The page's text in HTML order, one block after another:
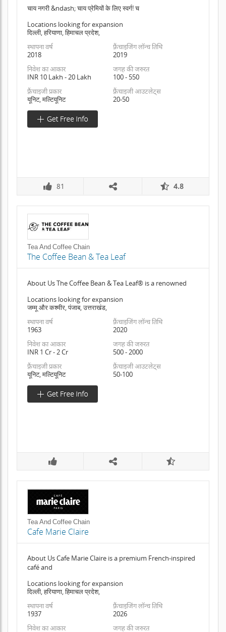
चाय नगरी &ndash; चाय प्रेमियों के लिए स्वर्ग! च
Locations looking for expansion
दिल्ली, हरियाणा, हिमाचल प्रदेश,
स्थापना वर्ष
2018
फ़्रैंचाइजिंग लॉन्च तिथि
2019
निवेश का आकार
INR 10 Lakh - 20 Lakh
जगह की जरुरत
100 - 550
फ़्रैंचाइजी प्रकार
यूनिट, मल्टियूनिट
फ़्रैंचाइजी आउटलेट्स
20-50
81 4.8
Tea And Coffee Chain
The Coffee Bean & Tea Leaf
About Us The Coffee Bean & Tea Leaf® is a renowned
Locations looking for expansion
जम्मू और कश्मीर, पंजाब, उत्तराखंड,
स्थापना वर्ष
1963
फ़्रैंचाइजिंग लॉन्च तिथि
2020
निवेश का आकार
INR 1 Cr - 2 Cr
जगह की जरुरत
500 - 2000
फ़्रैंचाइजी प्रकार
यूनिट, मल्टियूनिट
फ़्रैंचाइजी आउटलेट्स
50-100
Tea And Coffee Chain
Cafe Marie Claire
About Us Cafe Marie Claire is a premium French-inspired
café and
Locations looking for expansion
दिल्ली, हरियाणा, हिमाचल प्रदेश,
स्थापना वर्ष
1937
फ़्रैंचाइजिंग लॉन्च तिथि
2026
निवेश का आकार
जगह की जरुरत